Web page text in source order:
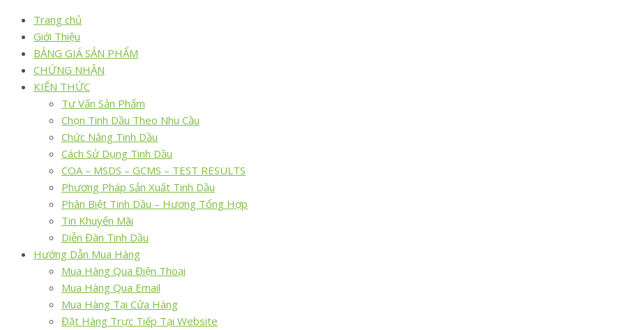
Trang chủ
Giới Thiệu
BẢNG GIÁ SẢN PHẨM
CHỨNG NHẬN
KIẾN THỨC
Tư Vấn Sản Phẩm
Chọn Tinh Dầu Theo Nhu Cầu
Chức Năng Tinh Dầu
Cách Sử Dụng Tinh Dầu
COA – MSDS – GCMS – TEST RESULTS
Phương Pháp Sản Xuất Tinh Dầu
Phân Biệt Tinh Dầu – Hương Tổng Hợp
Tin Khuyến Mãi
Diễn Đàn Tinh Dầu
Hướng Dẫn Mua Hàng
Mua Hàng Qua Điện Thoại
Mua Hàng Qua Email
Mua Hàng Tại Cửa Hàng
Đặt Hàng Trực Tiếp Tại Website